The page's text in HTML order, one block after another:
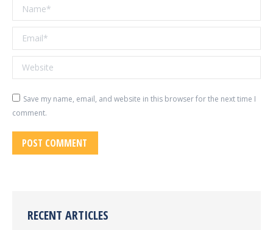
Name *
Email *
Website
Save my name, email, and website in this browser for the next time I
comment.
POST COMMENT
RECENT ARTICLES